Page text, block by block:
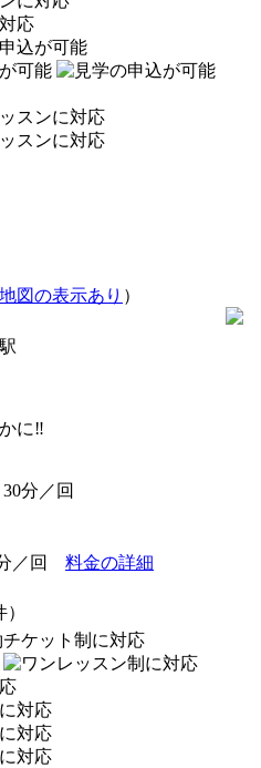
地図の表示あり ）
に‼️
分／回
／回 料金の詳細
）